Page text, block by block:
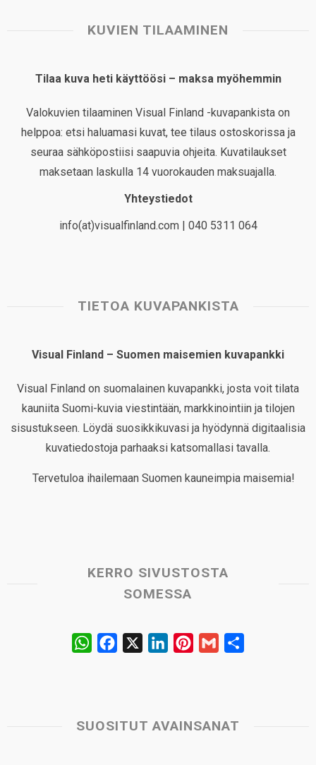
KUVIEN TILAAMINEN
Tilaa kuva heti käyttöösi – maksa myöhemmin
Valokuvien tilaaminen Visual Finland -kuvapankista on
helppoa: etsi haluamasi kuvat, tee tilaus ostoskorissa ja
seuraa sähköpostiisi saapuvia ohjeita. Kuvatilaukset
maksetaan laskulla 14 vuorokauden maksuajalla.
Yhteystiedot
info(at)visualfinland.com | 040 5311 064
TIETOA KUVAPANKISTA
Visual Finland – Suomen maisemien kuvapankki
Visual Finland on suomalainen kuvapankki, josta voit tilata
kauniita Suomi-kuvia viestintään, markkinointiin ja tilojen
sisustukseen. Löydä suosikkikuvasi ja hyödynnä digitaalisia
kuvatiedostoja parhaaksi katsomallasi tavalla.
Tervetuloa ihailemaan Suomen kauneimpia maisemia!
KERRO SIVUSTOSTA
SOMESSA
W
s
b
e
e
l
SUOSITUT AVAINSANAT